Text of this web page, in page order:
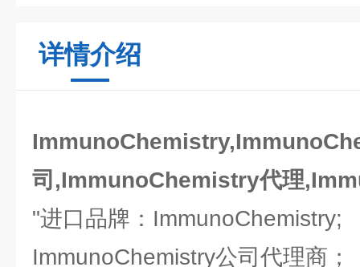
详情介绍
司,ImmunoChemistry代理
"进口品牌：ImmunoChemistry;
ImmunoChemistry公司代理商